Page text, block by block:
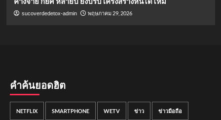
sucoverdedetox-admin พฤษภาคม 29, 2026
คำค้นยอดฮิต
NETFLIX SMARTPHONE WETV ข่าว ข่าวมือถือ